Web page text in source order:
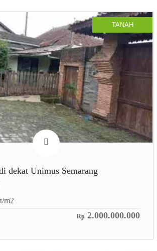
TANAH
dekat Unimus Semarang
m2
Rp 2.000.000.000